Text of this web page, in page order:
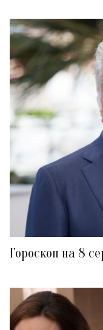
Гороскоп на 8